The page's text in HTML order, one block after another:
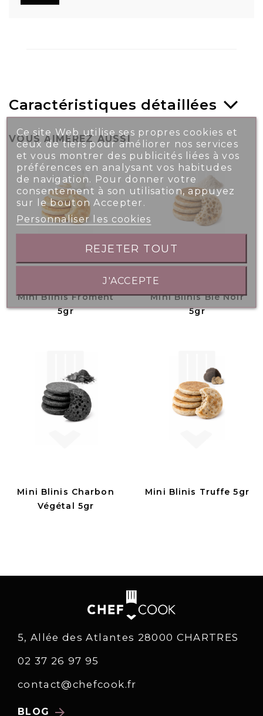
Caractéristiques détaillées
VOUS AIMEREZ AUSSI
Mini Blinis Froment
5gr
Mini Blinis Blé Noir
5gr
Mini Blinis Charbon
Végétal 5gr
Mini Blinis Truffe 5gr
5, Allée des Atlantes 28000 CHARTRES
02 37 26 97 95
contact@chefcook.fr
BLOG arrow_forward
Ce site Web utilise ses propres cookies et
ceux de tiers pour améliorer nos services
et vous montrer des publicités liées à vos
préférences en analysant vos habitudes
de navigation. Pour donner votre
consentement à son utilisation, appuyez
sur le bouton Accepter.
Personnaliser les cookies
REJETER TOUT
J'ACCEPTE